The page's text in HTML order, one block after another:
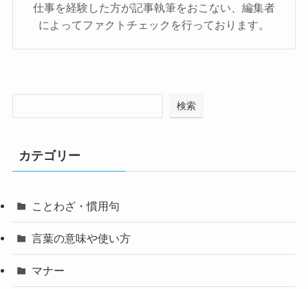
仕事を経験した方が記事執筆をおこない、編集者
によってファクトチェックを行っております。
検索
カテゴリー
ことわざ・慣用句
言葉の意味や使い方
マナー